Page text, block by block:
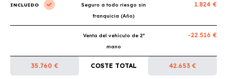
INCLUIDO
Seguro a todo riesgo sin
franquicia (Año)
1.824 €
Venta del vehículo de 2ª
mano
-22.516 €
35.760 € COSTE TOTAL 42.653 €